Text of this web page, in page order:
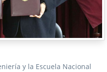
y la Escuela Nacional